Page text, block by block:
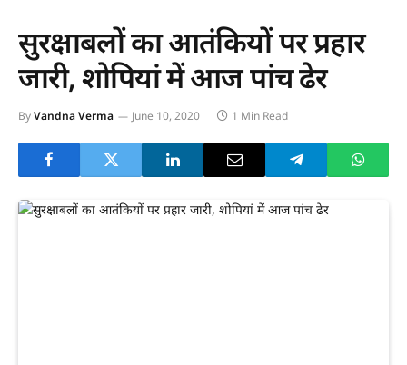
सुरक्षाबलों का आतंकियों पर प्रहार
जारी, शोपियां में आज पांच ढेर
ByVandna Verma June 10, 2020 1 Min Read